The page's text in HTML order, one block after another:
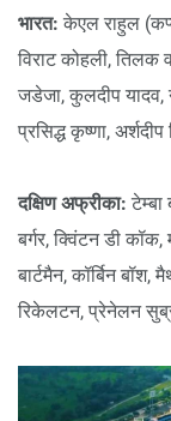
भारत: केएल राहुल
विराट कोहली, तिलक
जडेजा, कुलदीप यादव,
प्रसिद्ध कृष्णा,
दक्षिण अफ्रीका: टेम्बा
बर्गर, क्विंटन डी कॉक,
बार्टमैन, कॉर्बिन
रिकेलटन, प्रेनेलन